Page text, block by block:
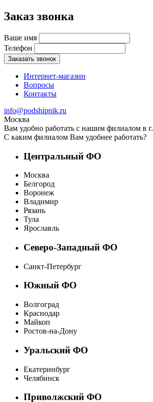
Заказ звонка
Ваше имя
Телефон
Заказать звонок
Интернет-магазин
Вопросы
Контакты
info@podshipnik.ru
Москва
Вам удобно работать с нашим филиалом в г.
С каким филиалом Вам удобнее работать?
Центральный ФО
Москва
Белгород
Воронеж
Владимир
Рязань
Тула
Ярославль
Северо-Западный ФО
Санкт-Петербург
Южный ФО
Волгоград
Краснодар
Майкоп
Ростов-на-Дону
Уральский ФО
Екатеринбург
Челябинск
Приволжский ФО